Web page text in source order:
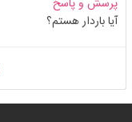
آیا باردار هستم؟